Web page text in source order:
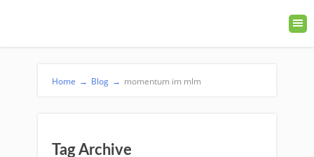
Home → Blog → momentum im mlm
Tag Archive